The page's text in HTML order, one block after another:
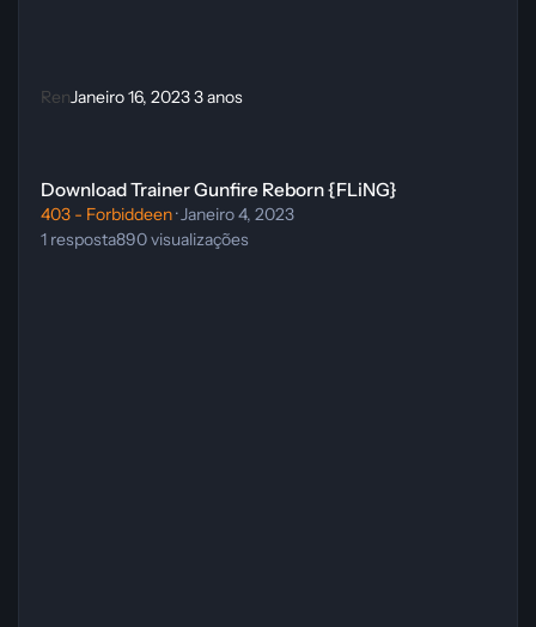
RenJaneiro 16, 20233 anos
Download Trainer Gunfire Reborn {FLiNG}
403 - Forbiddeen·Janeiro 4, 2023
1 resposta890visualizações